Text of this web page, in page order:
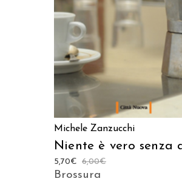
Michele Zanzucchi
Niente è vero senza
6,00€
5,70€
Brossura